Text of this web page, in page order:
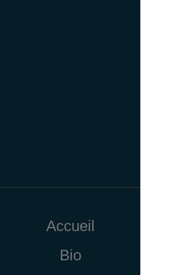
Accueil
Bio